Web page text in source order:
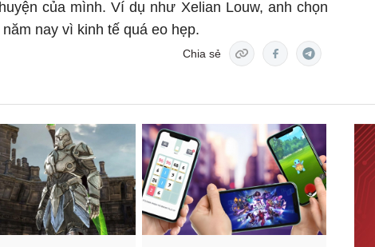
của mình. Ví dụ như Xelian Louw, anh chọn
nay vì kinh tế quá eo hẹp.
Chia sẻ